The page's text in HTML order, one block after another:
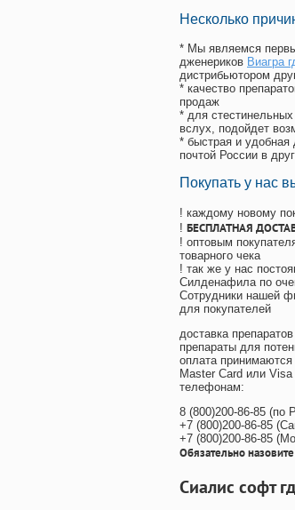
Несколько
* Мы являемся
дженериков Виагра
дистрибьютором
* качество
продаж
* для
вслух, подойдет
* быстрая и удобная
почтой России в
Покупать у нас
! каждому новому
! БЕСПЛАТНАЯ
! оптовым
товарного чека
! так же у нас
Силденафила по
Cотрудники нашей
для покупателей
доставка
препараты для
оплата
Master Card или
телефонам:
8 (800)200-86-85 (по
+7 (800)200-86-85 (
+7 (800)200-86-85 (
Обязательно
Сиалис софт